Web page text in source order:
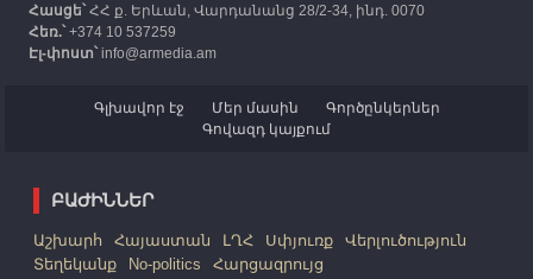
Հասցե՝ՀՀ ք. Երևան, Վարդանանց 28/2-34, ինդ. 0070
Հեռ.՝+374 10 537259
Էլ-փոստ՝info@armedia.am
Գլխավոր էջ Մեր մասին
Գործընկերներ
Գովազդ կայքում
ԲԱԺԻՆՆԵՐ
Աշխարհ Հայաստան ԼՂՀ Սփյուռք
Վերլուծություն
Տեղեկանք
No-politics Հարցազրույց